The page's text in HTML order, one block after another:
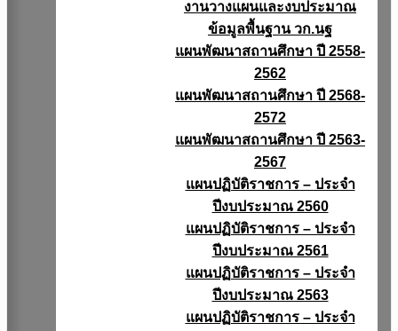
งานวางแผนและงบประมาณ
ข้อมูลพื้นฐาน วก.นฐ
แผนพัฒนาสถานศึกษา ปี 2558-
2562
แผนพัฒนาสถานศึกษา ปี 2568-
2572
แผนพัฒนาสถานศึกษา ปี 2563-
2567
แผนปฏิบัติราชการ – ประจำ
ปีงบประมาณ 2560
แผนปฏิบัติราชการ – ประจำ
ปีงบประมาณ 2561
แผนปฏิบัติราชการ – ประจำ
ปีงบประมาณ 2563
แผนปฏิบัติราชการ – ประจำ